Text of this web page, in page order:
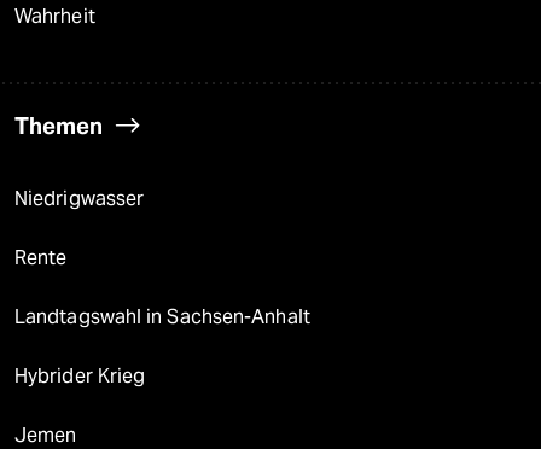
Wahrheit
Themen
Niedrigwasser
Rente
Landtagswahl in Sachsen-Anhalt
Hybrider Krieg
Jemen